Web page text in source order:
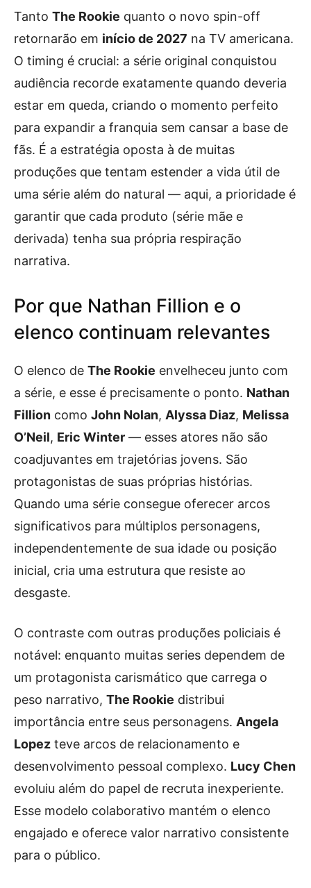
Tanto The Rookie quanto o novo spin-off
retornarão em início de 2027 na TV americana.
O timing é crucial: a série original conquistou
audiência recorde exatamente quando deveria
estar em queda, criando o momento perfeito
para expandir a franquia sem cansar a base de
fãs. É a estratégia oposta à de muitas
produções que tentam estender a vida útil de
uma série além do natural — aqui, a prioridade é
garantir que cada produto (série mãe e
derivada) tenha sua própria respiração
narrativa.
Por que Nathan Fillion e o
elenco continuam relevantes
O elenco de The Rookie envelheceu junto com
a série, e esse é precisamente o ponto. Nathan
Fillion como John Nolan, Alyssa Diaz, Melissa
O’Neil, Eric Winter — esses atores não são
coadjuvantes em trajetórias jovens. São
protagonistas de suas próprias histórias.
Quando uma série consegue oferecer arcos
significativos para múltiplos personagens,
independentemente de sua idade ou posição
inicial, cria uma estrutura que resiste ao
desgaste.
O contraste com outras produções policiais é
notável: enquanto muitas series dependem de
um protagonista carismático que carrega o
peso narrativo, The Rookie distribui
importância entre seus personagens. Angela
Lopez teve arcos de relacionamento e
desenvolvimento pessoal complexo. Lucy Chen
evoluiu além do papel de recruta inexperiente.
Esse modelo colaborativo mantém o elenco
engajado e oferece valor narrativo consistente
para o público.